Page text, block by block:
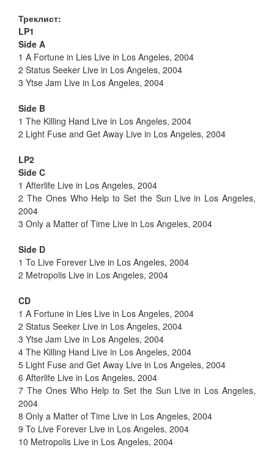
Треклист:
LP1
Side A
1 A Fortune in Lies Live in Los Angeles, 2004
2 Status Seeker Live in Los Angeles, 2004
3 Ytse Jam Live in Los Angeles, 2004
Side B
1 The Killing Hand Live in Los Angeles, 2004
2 Light Fuse and Get Away Live in Los Angeles, 2004
LP2
Side C
1 Afterlife Live in Los Angeles, 2004
2 The Ones Who Help to Set the Sun Live in Los Angeles,
2004
3 Only a Matter of Time Live in Los Angeles, 2004
Side D
1 To Live Forever Live in Los Angeles, 2004
2 Metropolis Live in Los Angeles, 2004
CD
1 A Fortune in Lies Live in Los Angeles, 2004
2 Status Seeker Live in Los Angeles, 2004
3 Ytse Jam Live in Los Angeles, 2004
4 The Killing Hand Live in Los Angeles, 2004
5 Light Fuse and Get Away Live in Los Angeles, 2004
6 Afterlife Live in Los Angeles, 2004
7 The Ones Who Help to Set the Sun Live in Los Angeles,
2004
8 Only a Matter of Time Live in Los Angeles, 2004
9 To Live Forever Live in Los Angeles, 2004
10 Metropolis Live in Los Angeles, 2004